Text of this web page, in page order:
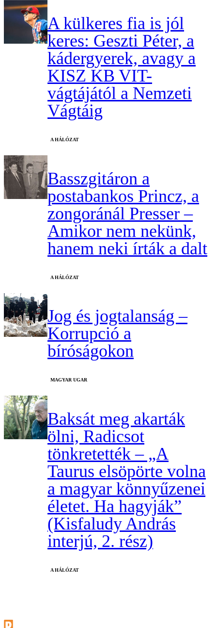
A külkeres fia is jól
keres: Geszti Péter, a
kádergyerek, avagy a
KISZ KB VIT-
vágtájától a Nemzeti
Vágtáig
A HÁLÓZAT
Basszgitáron a
postabankos Princz, a
zongoránál Presser –
Amikor nem nekünk,
hanem neki írták a dalt
A HÁLÓZAT
Jog és jogtalanság –
Korrupció a
bíróságokon
MAGYAR UGAR
Baksát meg akarták
ölni, Radicsot
tönkretették – „A
Taurus elsöpörte volna
a magyar könnyűzenei
életet. Ha hagyják”
(Kisfaludy András
interjú, 2. rész)
A HÁLÓZAT